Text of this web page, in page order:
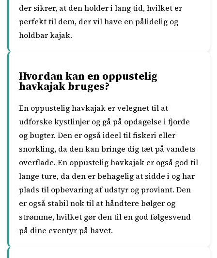
der sikrer, at den holder i lang tid, hvilket er
perfekt til dem, der vil have en pålidelig og
holdbar kajak.
Hvordan kan en oppustelig
havkajak bruges?
En oppustelig havkajak er velegnet til at
udforske kystlinjer og gå på opdagelse i fjorde
og bugter. Den er også ideel til fiskeri eller
snorkling, da den kan bringe dig tæt på vandets
overflade. En oppustelig havkajak er også god til
lange ture, da den er behagelig at sidde i og har
plads til opbevaring af udstyr og proviant. Den
er også stabil nok til at håndtere bølger og
strømme, hvilket gør den til en god følgesvend
på dine eventyr på havet.